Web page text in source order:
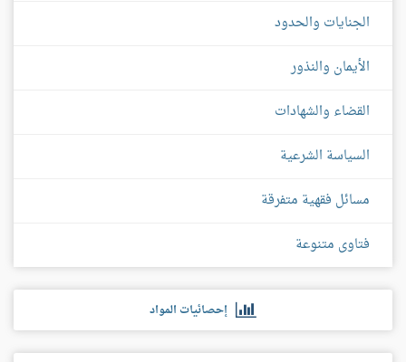
الجنايات والحدود
الأيمان والنذور
القضاء والشهادات
السياسة الشرعية
مسائل فقهية متفرقة
فتاوى متنوعة
إحصائيات المواد